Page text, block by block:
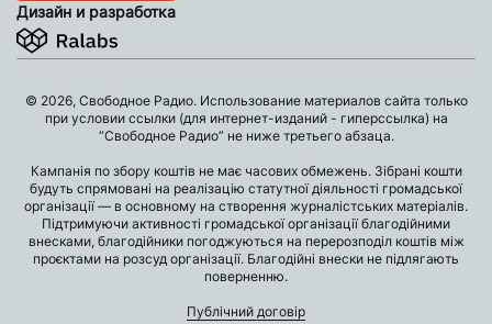
Дизайн и разработка
© 2026, Свободное Радио. Использование материалов сайта только
при условии ссылки (для интернет-изданий - гиперссылка) на
“Свободное Радио” не ниже третьего абзаца.
Кампанія по збору коштів не має часових обмежень. Зібрані кошти
будуть спрямовані на реалізацію статутної діяльності громадської
організації — в основному на створення журналістських матеріалів.
Підтримуючи активності громадської організації благодійними
внесками, благодійники погоджуються на перерозподіл коштів між
проєктами на розсуд організації. Благодійні внески не підлягають
поверненню.
Публічний договір